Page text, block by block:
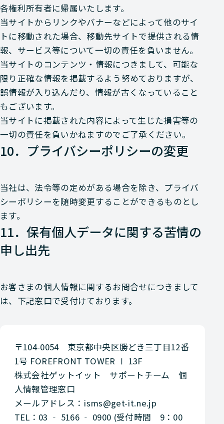
各権利所有者に帰属いたします。
当サイトからリンクやバナーなどによって他のサイ
トに移動された場合、移動先サイトで提供される情
報、サービス等について一切の責任を負いません。
当サイトのコンテンツ・情報につきまして、可能な
限り正確な情報を掲載するよう努めておりますが、
誤情報が入り込んだり、情報が古くなっていること
もございます。
当サイトに掲載された内容によって生じた損害等の
一切の責任を負いかねますのでご了承ください。
10．プライバシーポリシーの変更
当社は、法令等の定めがある場合を除き、プライバ
シーポリシーを随時変更することができるものとし
ます。
11．保有個人データに関する苦情の
申し出先
お客さまの個人情報に関するお問合せにつきまして
は、下記窓口で受付けております。
〒104-0054 東京都中央区勝どき三丁目12番
1号 FOREFRONT TOWER Ⅰ 13F
株式会社ゲットイット サポートチーム 個
人情報管理窓口
メールアドレス：isms@get-it.ne.jp
TEL：03 ‐ 5166 ‐ 0900 (受付時間 9：00